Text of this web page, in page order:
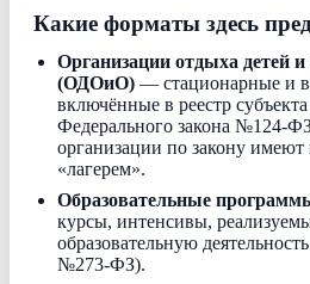
Какие форматы здесь
Организации отдыха детей и
(ОДОиО) — стационарные и
включённые в реестр
Федерального закона №124-
организации по закону имеют
«лагерем».
Образовательные
курсы, интенсивы,
образовательную
№273-ФЗ).